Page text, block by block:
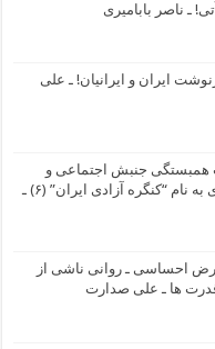
ـ ناصر بابامیری
ایران و ایرانیان! ـ علی
جنبش اجتماعی و
بررسی “نکثر” در پروژه ای به نام “کنگره آزادی ایران” (۶) ـ
احساسی ـ روانی ناشی از
ها ـ علی صدارت